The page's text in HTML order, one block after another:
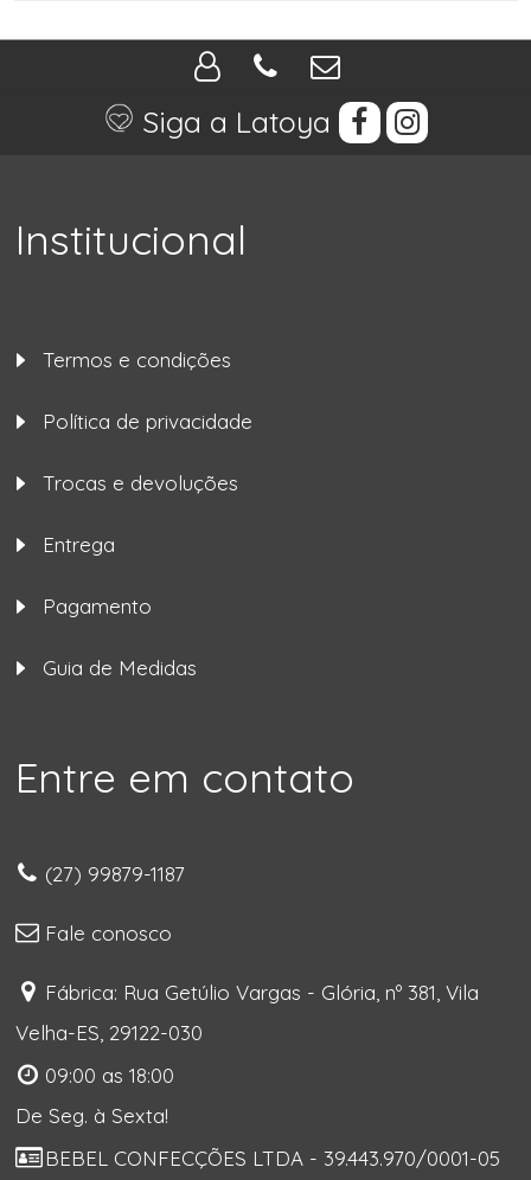
Siga a Latoya
Institucional
Termos e condições
Política de privacidade
Trocas e devoluções
Entrega
Pagamento
Guia de Medidas
Entre em contato
(27) 99879-1187
Fale conosco
Fábrica: Rua Getúlio Vargas - Glória, nº 381, Vila
Velha-ES, 29122-030
09:00 as 18:00
De Seg. à Sexta!
BEBEL CONFECÇÕES LTDA - 39.443.970/0001-05